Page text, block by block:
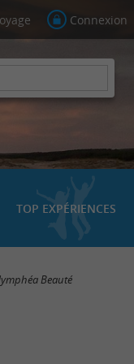
Connexion
TOP EXPÉRIENCES
Beauté